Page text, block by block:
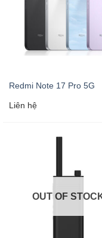
Redmi Note 17 Pro 5G
Liên hệ
OUT OF